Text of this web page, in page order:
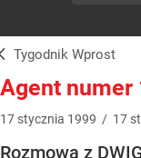
Tygodnik Wprost
Agent numer
17 stycznia 1999 / 17
Rozmowa z